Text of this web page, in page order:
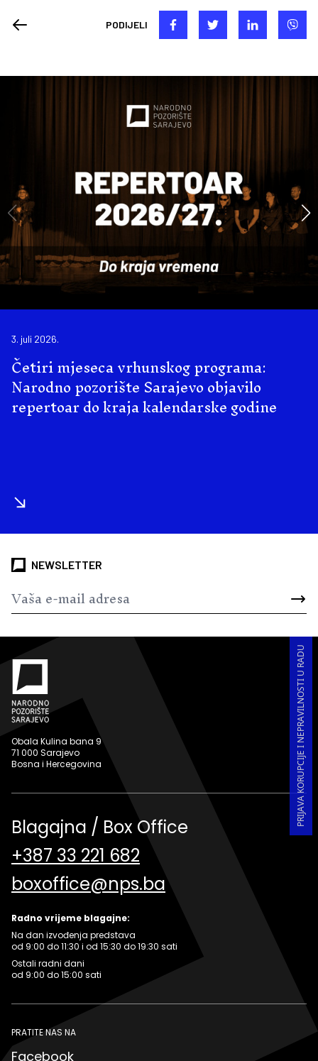
PODIJELI
3. juli 2026.
Četiri mjeseca vrhunskog programa:
Narodno pozorište Sarajevo objavilo
repertoar do kraja kalendarske godine
NEWSLETTER
PRIJAVA KORUPCIJE I NEPRAVILNOSTI U RADU
Obala Kulina bana 9
71 000 Sarajevo
Bosna i Hercegovina
Blagajna / Box Office
+387 33 221 682
boxoffice@nps.ba
Radno vrijeme blagajne:
Na dan izvođenja predstava
od 9:00 do 11:30 i od 15:30 do 19:30 sati
Ostali radni dani
od 9:00 do 15:00 sati
PRATITE NAS NA
Facebook